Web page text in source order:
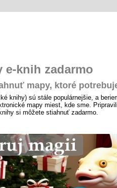
e-knih zadarmo
mapy, ktoré
knihy) sú stále populárnejšie, a
mapy miest, kde sme.
si môžete stiahnuť zadarmo.